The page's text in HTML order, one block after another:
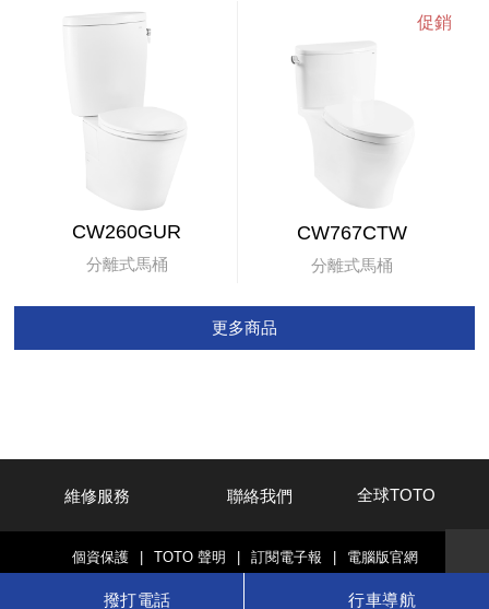
CW260GUR
分離式馬桶
CW767CTW
分離式馬桶
更多商品
撥打電話 行車導航
維修服務 聯絡我們 全球TOTO
個資保護 TOTO 聲明 訂閱電子報 電腦版官網
© TOTO LTD.